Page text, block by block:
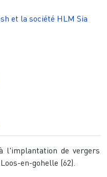
et la société HLM Sia
l'implantation de vergers
en-gohelle (62).